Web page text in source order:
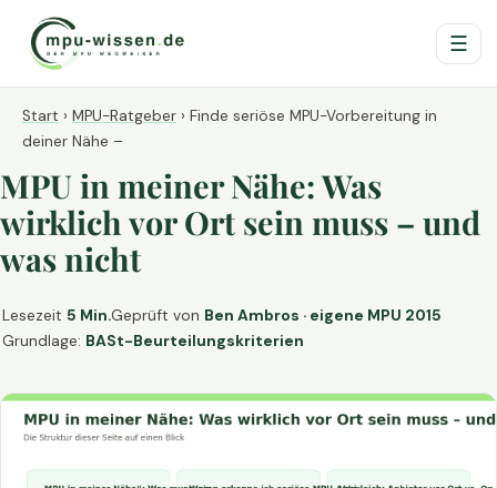
☰
Start › MPU-Ratgeber › Finde seriöse MPU-Vorbereitung in
deiner Nähe –
MPU in meiner Nähe: Was
wirklich vor Ort sein muss – und
was nicht
Lesezeit 5 Min.Geprüft von Ben Ambros · eigene MPU 2015
Grundlage: BASt-Beurteilungskriterien